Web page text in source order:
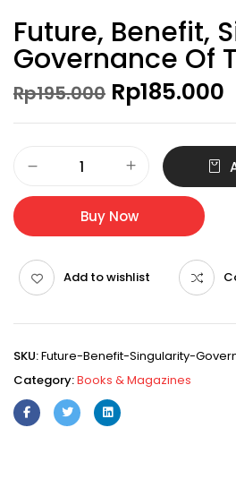
Future, Benefit,
Governance Of
Rp195.000 Original
price
was:
Rp195.000.
Rp185.000
Singularity
&
Governance
Technology
quantity
Buy Now
Add to wishlist
SKU:Future-Benefit-Singularity-
Category:Books & Magazines